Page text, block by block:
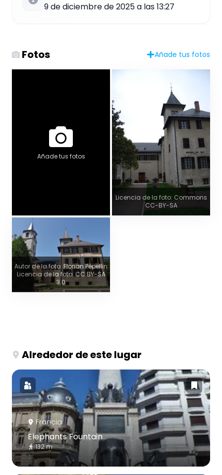
9 de diciembre de 2025 a las 13:27
Fotos Añade tus fotos
Añade tus fotos
Licencia de la foto: Commons
CC-BY-SA
Autor de la foto: Florian Pépellin
Licencia de la foto: CC BY-SA
3.0
Alrededor de este lugar
Francia
Elephants Fountain
132 m